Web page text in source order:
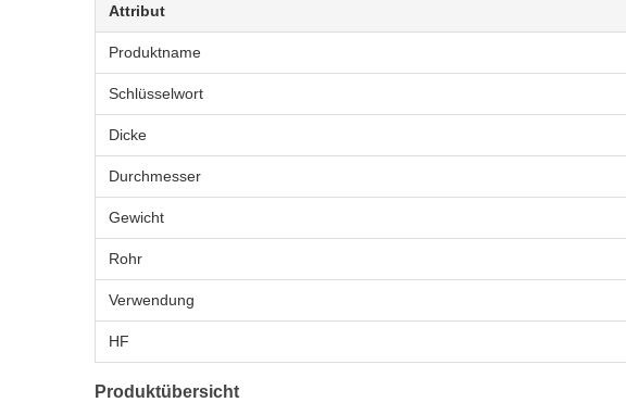
Attribut
Produktname
Schlüsselwort
Dicke
Durchmesser
Gewicht
Rohr
Verwendung
HF
Produktübersicht